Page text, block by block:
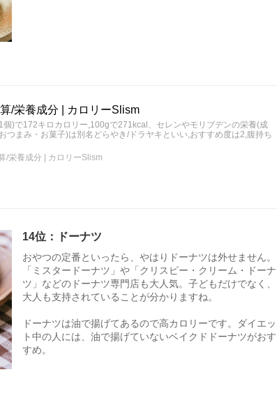
/栄養成分 | カロリーSlism
個)で172キロカロリー,100gで271kcal、セレンやモリブデンの栄養(成
つまみ・お菓子)は別名どらやき/ドラヤキといい,おすすめ度は2,腹持ち
/栄養成分 | カロリーSlism
14位：ドーナツ
おやつの定番といったら、やはりドーナツは外せません。
「ミスタードーナツ」や「クリスピー・クリーム・ドーナ
ツ」などのドーナツ専門店も大人気。子どもだけでなく、
大人も支持されていることが分かりますね。
ドーナツは油で揚げてあるので高カロリーです。ダイエッ
ト中の人には、油で揚げていないベイクドドーナツがおす
すめ。